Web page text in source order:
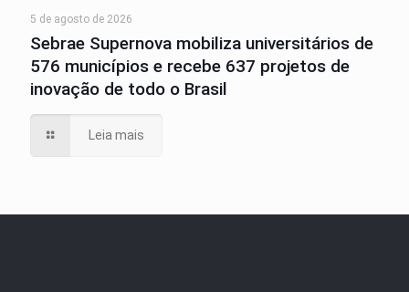
5 de agosto de 2026
Sebrae Supernova mobiliza universitários de
576 municípios e recebe 637 projetos de
inovação de todo o Brasil
Leia mais